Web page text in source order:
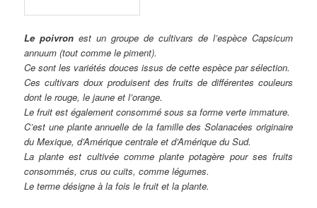
Le poivron est un groupe de cultivars de l’espèce Capsicum
annuum (tout comme le piment).
Ce sont les variétés douces issus de cette espèce par sélection.
Ces cultivars doux produisent des fruits de différentes couleurs
dont le rouge, le jaune et l’orange.
Le fruit est également consommé sous sa forme verte immature.
C’est une plante annuelle de la famille des Solanacées originaire
du Mexique, d’Amérique centrale et d’Amérique du Sud.
La plante est cultivée comme plante potagère pour ses fruits
consommés, crus ou cuits, comme légumes.
Le terme désigne à la fois le fruit et la plante.